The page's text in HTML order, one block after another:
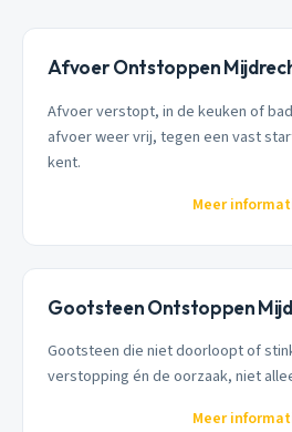
Afvoer Ontstoppen
Afvoer verstopt, in de keuken of
afvoer weer vrij, tegen een vast
kent.
Meer
Gootsteen Ontstoppen
Gootsteen die niet doorloopt of
verstopping én de oorzaak, niet
Meer